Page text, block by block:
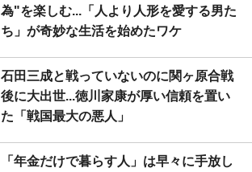
為"を楽しむ...「人より人形を愛する男た
ち」が奇妙な生活を始めたワケ
石田三成と戦っていないのに関ヶ原合戦
後に大出世...徳川家康が厚い信頼を置い
た「戦国最大の悪人」
「年金だけで暮らす人」は早々に手放し